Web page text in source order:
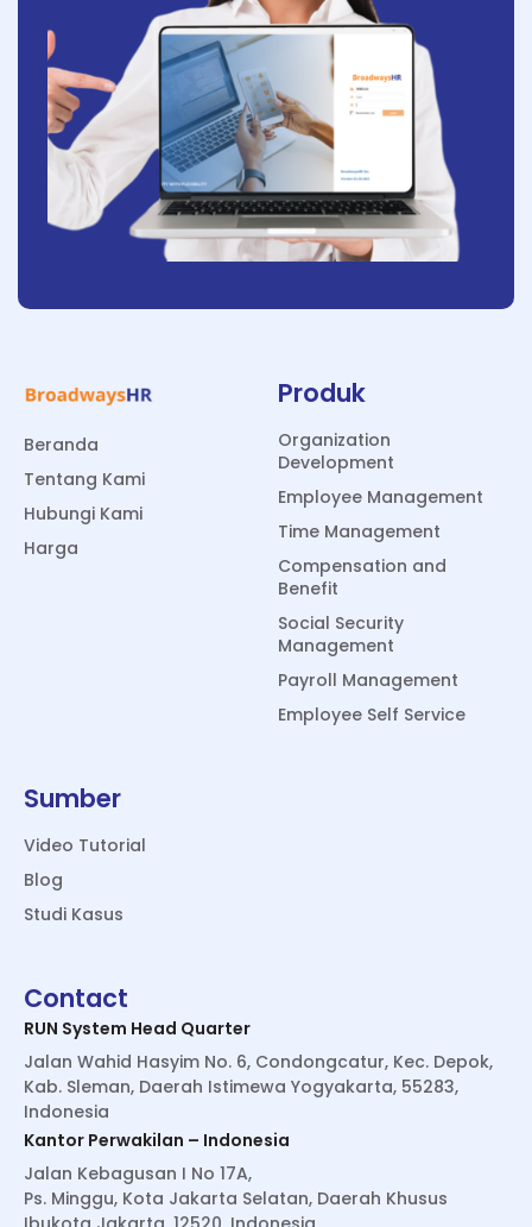
Beranda
Tentang Kami
Hubungi Kami
Harga
Produk
Organization
Development
Employee Management
Time Management
Compensation and
Benefit
Social Security
Management
Payroll Management
Employee Self Service
Sumber
Video Tutorial
Blog
Studi Kasus
Contact
RUN System Head Quarter
Jalan Wahid Hasyim No. 6, Condongcatur, Kec. Depok,
Kab. Sleman, Daerah Istimewa Yogyakarta, 55283,
Indonesia
Kantor Perwakilan – Indonesia
Jalan Kebagusan I No 17A,
Ps. Minggu, Kota Jakarta Selatan, Daerah Khusus